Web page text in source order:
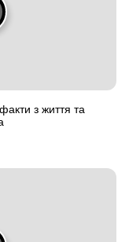
з життя та